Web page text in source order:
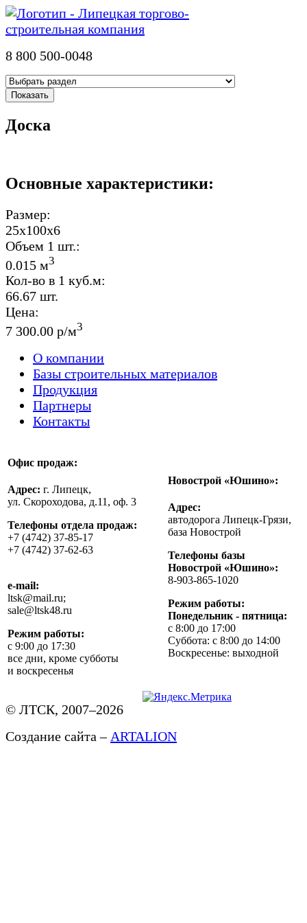
8 800 500-0048
Доска
Основные характеристики:
Размер:
25х100х6
Объем 1 шт.:
0.015 м3
Кол-во в 1 куб.м:
66.67 шт.
Цена:
7 300.00 р/м3
О компании
Базы строительных материалов
Продукция
Партнеры
Контакты
Офис продаж:
Адрес: г. Липецк,
ул. Скороходова, д.11, оф. 3
Телефоны отдела продаж:
+7 (4742) 37-85-17
+7 (4742) 37-62-63
e-mail:
ltsk@mail.ru;
sale@ltsk48.ru
Режим работы:
с 9:00 до 17:30
все дни, кроме субботы
и воскресенья
Новострой «Юшино»:
Адрес:
автодорога Липецк-Грязи,
база Новострой
Телефоны базы
Новострой «Юшино»:
8-903-865-1020
Режим работы:
Понедельник - пятница:
с 8:00 до 17:00
Суббота: с 8:00 до 14:00
Воскресенье: выходной
© ЛТСК, 2007–2026
Создание сайта – ARTALION